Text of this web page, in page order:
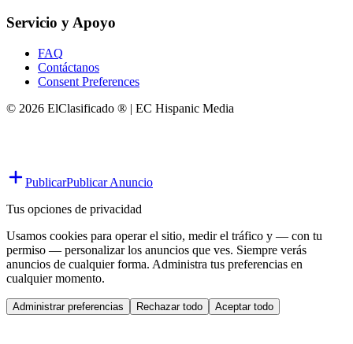
Servicio y Apoyo
FAQ
Contáctanos
Consent Preferences
© 2026 ElClasificado ® | EC Hispanic Media
PublicarPublicar Anuncio
Tus opciones de privacidad
Usamos cookies para operar el sitio, medir el tráfico y — con tu
permiso — personalizar los anuncios que ves. Siempre verás
anuncios de cualquier forma. Administra tus preferencias en
cualquier momento.
Administrar preferencias Rechazar todo Aceptar todo